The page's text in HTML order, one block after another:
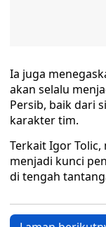
Ia juga
akan selalu
Persib, baik dari
karakter tim.
Terkait Igor
menjadi kunci
di tengah